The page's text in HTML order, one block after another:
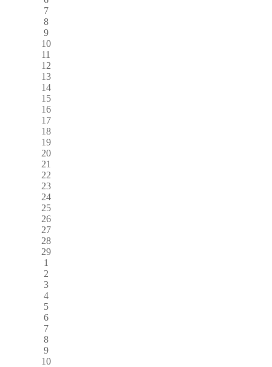
7
8
9
10
11
12
13
14
15
16
17
18
19
20
21
22
23
24
25
26
27
28
29
1
2
3
4
5
6
7
8
9
10